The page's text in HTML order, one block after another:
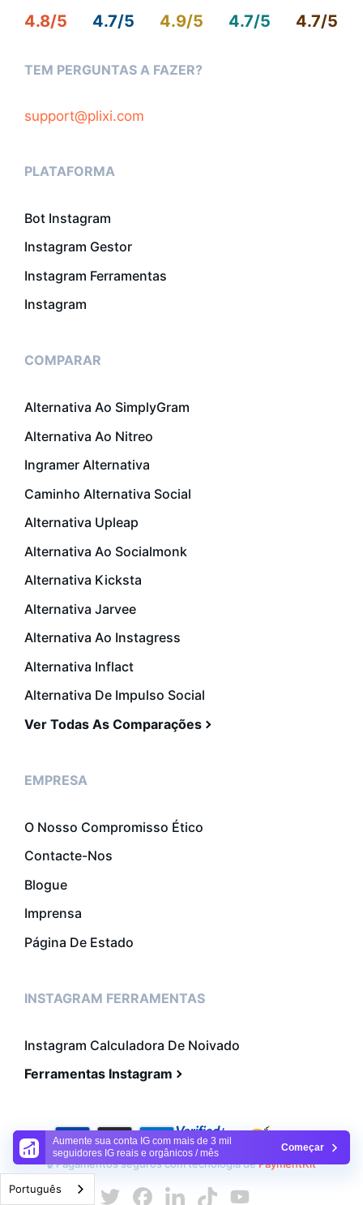
Aumente sua conta IG com mais de 3 mil
seguidores IG reais e orgânicos / mês
Começar
4.8/5 4.7/5 4.9/5 4.7/5 4.7/5
TEM PERGUNTAS A FAZER?
support@plixi.com
PLATAFORMA
Bot Instagram
Instagram Gestor
Instagram Ferramentas
Instagram
COMPARAR
Alternativa Ao SimplyGram
Alternativa Ao Nitreo
Ingramer Alternativa
Caminho Alternativa Social
Alternativa Upleap
Alternativa Ao Socialmonk
Alternativa Kicksta
Alternativa Jarvee
Alternativa Ao Instagress
Alternativa Inflact
Alternativa De Impulso Social
Ver Todas As Comparações
EMPRESA
O Nosso Compromisso Ético
Contacte-Nos
Blogue
Imprensa
Página De Estado
INSTAGRAM FERRAMENTAS
Instagram Calculadora De Noivado
Ferramentas Instagram
🔒 Pagamentos seguros com tecnologia dePaymentKit
Português